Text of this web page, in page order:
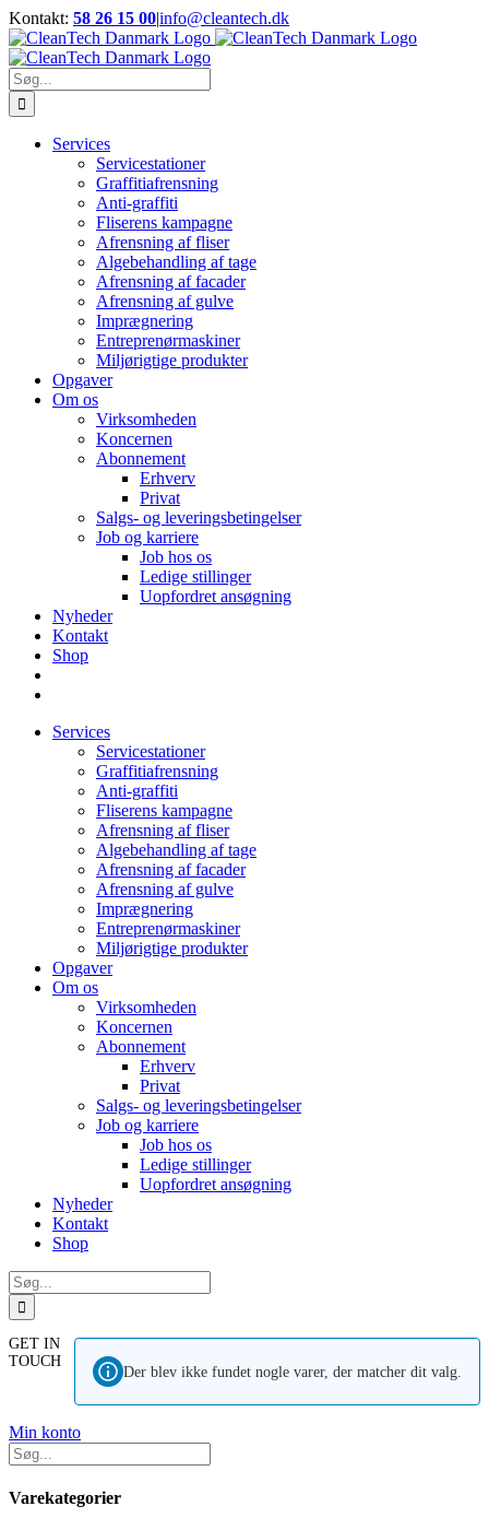
Skip
to
content
Kontakt: 58 26 15 00|info@cleantech.dk
Facebook
LinkedIn
YouTube
Søg
efter:
Services
Servicestationer
Graffitiafrensning
Anti-graffiti
Fliserens kampagne
Afrensning af fliser
Algebehandling af tage
Afrensning af facader
Afrensning af gulve
Imprægnering
Entreprenørmaskiner
Miljørigtige produkter
Opgaver
Om os
Virksomheden
Koncernen
Abonnement
Erhverv
Privat
Salgs- og leveringsbetingelser
Job og karriere
Job hos os
Ledige stillinger
Uopfordret ansøgning
Nyheder
Kontakt
Shop
Services
Servicestationer
Graffitiafrensning
Anti-graffiti
Fliserens kampagne
Afrensning af fliser
Algebehandling af tage
Afrensning af facader
Afrensning af gulve
Imprægnering
Entreprenørmaskiner
Miljørigtige produkter
Opgaver
Om os
Virksomheden
Koncernen
Abonnement
Erhverv
Privat
Salgs- og leveringsbetingelser
Job og karriere
Job hos os
Ledige stillinger
Uopfordret ansøgning
Nyheder
Kontakt
Shop
Søg
efter:
Der blev ikke fundet nogle varer, der matcher dit valg.
Min konto
Varekategorier
GET IN
TOUCH